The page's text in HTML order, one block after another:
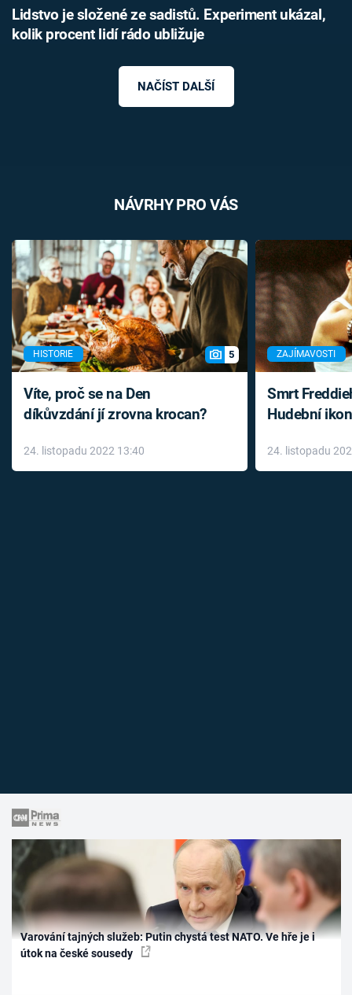
Lidstvo je složené ze sadistů. Experiment ukázal,
kolik procent lidí rádo ubližuje
NAČÍST DALŠÍ
NÁVRHY PRO VÁS
HISTORIE 5
Víte, proč se na Den
díkůvzdání jí zrovna krocan?
24. listopadu 2022 13:40
ZAJÍMAVOSTI
Smrt
Hudební
léky
24. listopadu
Varování tajných služeb: Putin chystá test NATO. Ve hře je i
útok na české sousedy